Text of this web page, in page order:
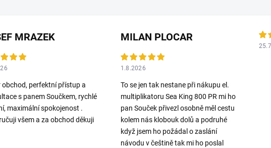
MRAZEK
obchod, perfektní přístup a
s panem Součkem, rychlé
maximální spokojenost .
všem a za obchod děkuji
MILAN PLOCAR
1.8.2026
To se jen tak nestane při nákupu el.
multiplikatoru Sea King 800 PR mi ho
pan Souček přivezl osobně měl cestu
kolem nás klobouk dolů a podruhé
když jsem ho požádal o zaslání
návodu v češtině tak mi ho poslal